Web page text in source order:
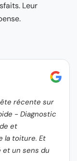
Leur
récente sur
- Diagnostic
et
la toiture. Et
et un sens du